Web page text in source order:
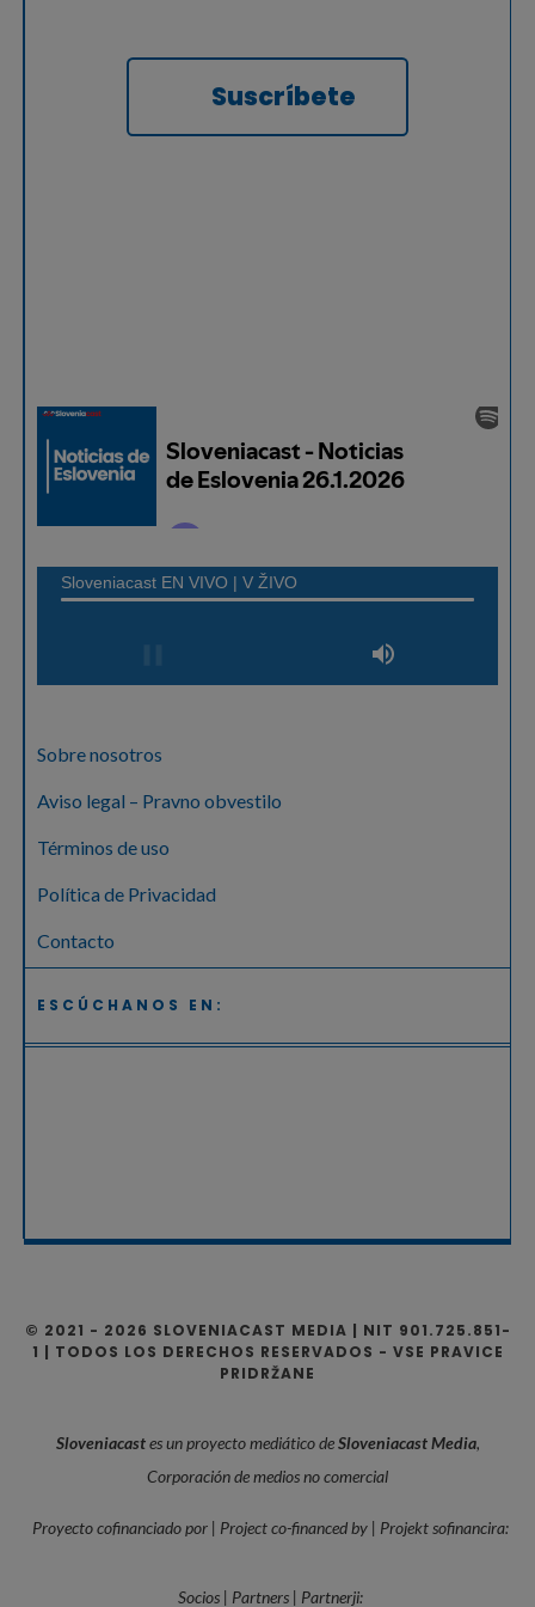
Suscríbete
Sobre nosotros
Aviso legal – Pravno obvestilo
Términos de uso
Política de Privacidad
Contacto
ESCÚCHANOS EN:
© 2021 - 2026 SLOVENIACAST MEDIA | NIT 901.725.851-
1 | TODOS LOS DERECHOS RESERVADOS - VSE PRAVICE
PRIDRŽANE
Sloveniacastes un proyecto mediático deSloveniacast Media,
Corporación de medios no comercial
Proyecto cofinanciado por | Project co-financed by | Projekt sofinancira:
Socios | Partners | Partnerji: